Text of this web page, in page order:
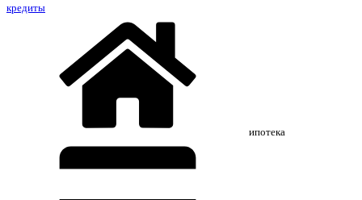
кредиты
ипотека